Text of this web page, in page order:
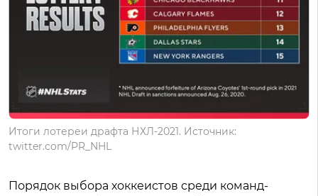
Итоги лотереи драфта НХЛ-2021. Источник:
twitter.com/PR_NHL
Порядок выбора хоккеистов среди команд-